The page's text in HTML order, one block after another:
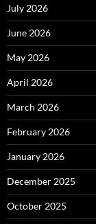
July 2026
June 2026
May 2026
April 2026
March 2026
February 2026
January 2026
December 2025
October 2025